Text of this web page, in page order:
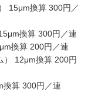
15μm換算 300円／
換算 300円／連
換算 200円／連
） 12μm換算 200円
換算 300円／連